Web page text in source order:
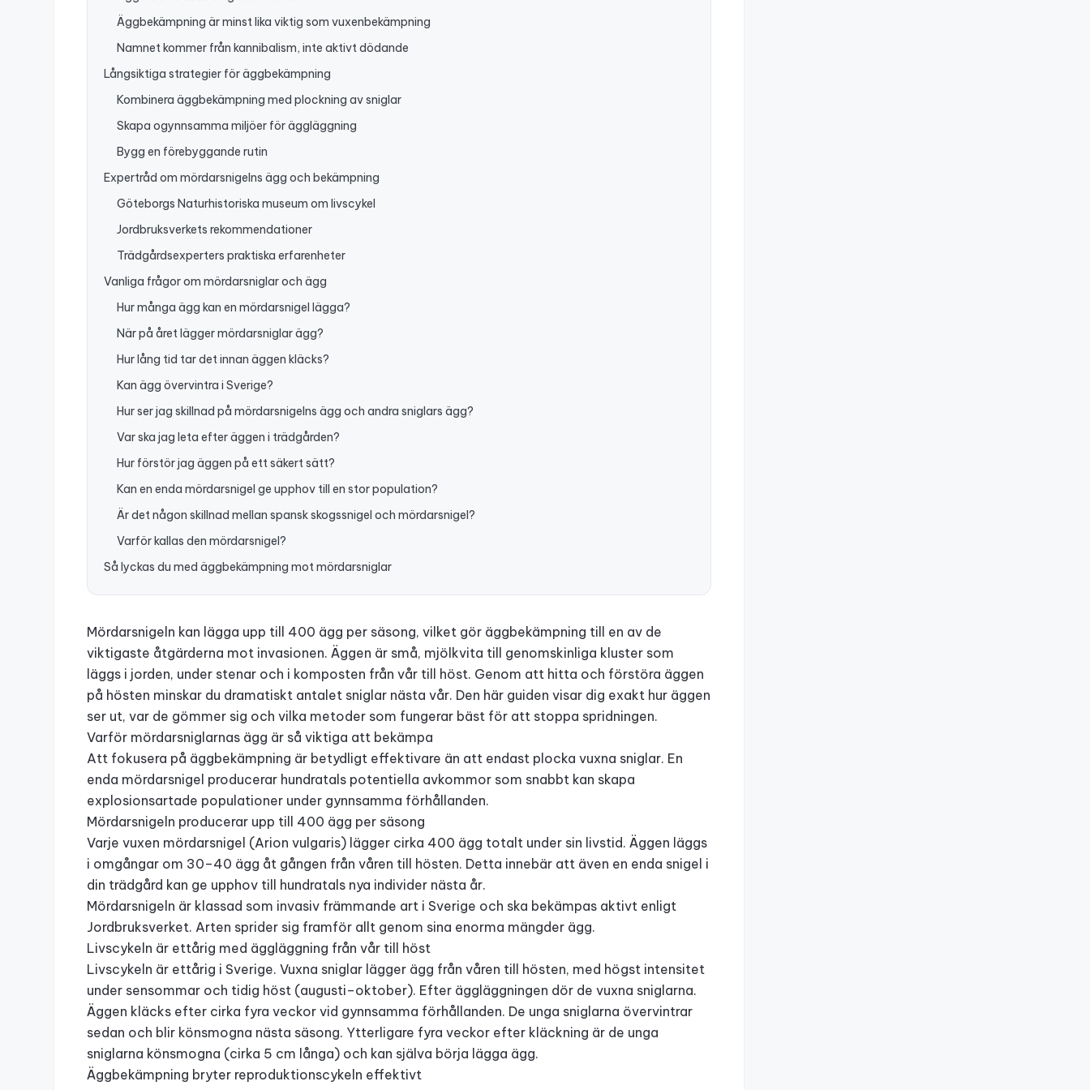
Äggbekämpning är minst lika viktig som vuxenbekämpning
Namnet kommer från kannibalism, inte aktivt dödande
Långsiktiga strategier för äggbekämpning
Kombinera äggbekämpning med plockning av sniglar
Skapa ogynnsamma miljöer för äggläggning
Bygg en förebyggande rutin
Expertråd om mördarsnigelns ägg och bekämpning
Göteborgs Naturhistoriska museum om livscykel
Jordbruksverkets rekommendationer
Trädgårdsexperters praktiska erfarenheter
Vanliga frågor om mördarsniglar och ägg
Hur många ägg kan en mördarsnigel lägga?
När på året lägger mördarsniglar ägg?
Hur lång tid tar det innan äggen kläcks?
Kan ägg övervintra i Sverige?
Hur ser jag skillnad på mördarsnigelns ägg och andra sniglars ägg?
Var ska jag leta efter äggen i trädgården?
Hur förstör jag äggen på ett säkert sätt?
Kan en enda mördarsnigel ge upphov till en stor population?
Är det någon skillnad mellan spansk skogssnigel och mördarsnigel?
Varför kallas den mördarsnigel?
Så lyckas du med äggbekämpning mot mördarsniglar
Mördarsnigeln kan lägga upp till 400 ägg per säsong, vilket gör äggbekämpning till en av de
viktigaste åtgärderna mot invasionen. Äggen är små, mjölkvita till genomskinliga kluster som
läggs i jorden, under stenar och i komposten från vår till höst. Genom att hitta och förstöra äggen
på hösten minskar du dramatiskt antalet sniglar nästa vår. Den här guiden visar dig exakt hur äggen
ser ut, var de gömmer sig och vilka metoder som fungerar bäst för att stoppa spridningen.
Varför mördarsniglarnas ägg är så viktiga att bekämpa
Att fokusera på äggbekämpning är betydligt effektivare än att endast plocka vuxna sniglar. En
enda mördarsnigel producerar hundratals potentiella avkommor som snabbt kan skapa
explosionsartade populationer under gynnsamma förhållanden.
Mördarsnigeln producerar upp till 400 ägg per säsong
Varje vuxen mördarsnigel (Arion vulgaris) lägger cirka 400 ägg totalt under sin livstid. Äggen läggs
i omgångar om 30–40 ägg åt gången från våren till hösten. Detta innebär att även en enda snigel i
din trädgård kan ge upphov till hundratals nya individer nästa år.
Mördarsnigeln är klassad som invasiv främmande art i Sverige och ska bekämpas aktivt enligt
Jordbruksverket. Arten sprider sig framför allt genom sina enorma mängder ägg.
Livscykeln är ettårig med äggläggning från vår till höst
Livscykeln är ettårig i Sverige. Vuxna sniglar lägger ägg från våren till hösten, med högst intensitet
under sensommar och tidig höst (augusti–oktober). Efter äggläggningen dör de vuxna sniglarna.
Äggen kläcks efter cirka fyra veckor vid gynnsamma förhållanden. De unga sniglarna övervintrar
sedan och blir könsmogna nästa säsong. Ytterligare fyra veckor efter kläckning är de unga
sniglarna könsmogna (cirka 5 cm långa) och kan själva börja lägga ägg.
Äggbekämpning bryter reproduktionscykeln effektivt